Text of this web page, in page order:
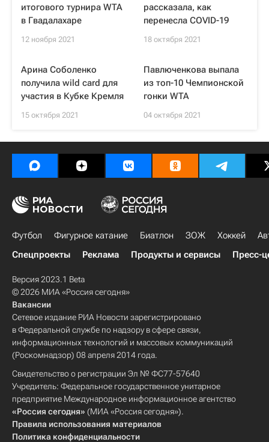
итогового турнира WTA
в Гвадалахаре
12 ноября 2021
рассказала, как
перенесла COVID-19
18 октября 2021
Арина Соболенко
получила wild card для
участия в Кубке Кремля
15 октября 2021
Павлюченкова выпала
из топ-10 Чемпионской
гонки WTA
04 октября 2021
Футбол Фигурное катание Биатлон ЗОЖ Хоккей
Спецпроекты
Реклама Продукты и сервисы Пресс-
Версия 2023.1 Beta
© 2026 МИА «Россия сегодня»
Вакансии
Сетевое издание РИА Новости зарегистрировано
в Федеральной службе по надзору в сфере связи,
информационных технологий и массовых коммуникаций
(Роскомнадзор) 08 апреля 2014 года.
Свидетельство о регистрации Эл № ФС77-57640
Учредитель: Федеральное государственное унитарное
предприятие Международное информационное агентство
«Россия сегодня» (МИА «Россия сегодня»).
Правила использования материалов
Политика конфиденциальности